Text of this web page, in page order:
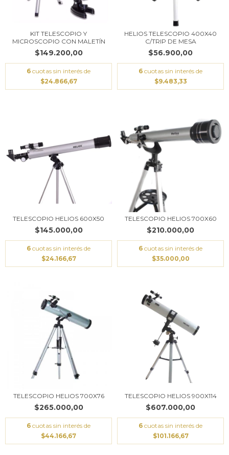
KIT TELESCOPIO Y
MICROSCOPIO CON MALETÍN
$149.200,00
6 cuotas sin interés de
$24.866,67
HELIOS TELESCOPIO 400X40
C/TRIP DE MESA
$56.900,00
6 cuotas sin interés de
$9.483,33
TELESCOPIO HELIOS 600X50
$145.000,00
6 cuotas sin interés de
$24.166,67
TELESCOPIO HELIOS 700X60
$210.000,00
6 cuotas sin interés de
$35.000,00
TELESCOPIO HELIOS 700X76
$265.000,00
6 cuotas sin interés de
$44.166,67
TELESCOPIO HELIOS 900X114
$607.000,00
6 cuotas sin interés de
$101.166,67